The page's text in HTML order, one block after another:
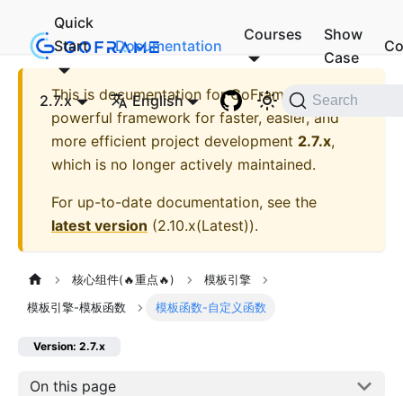
Quick
Start
Documentation
Courses
Show
Case
2.7.x English Search
This is documentation forGoFrame - A
powerful framework for faster, easier, and
more efficient project development 2.7.x,
which is no longer actively maintained.
For up-to-date documentation, see the
latest version (2.10.x(Latest)).
核心组件(🔥重点🔥) 模板引擎
模板引擎-模板函数 模板函数-自定义函数
Version: 2.7.x
On this page